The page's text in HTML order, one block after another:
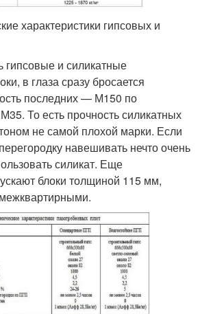
характеристики гипсовых и
гипсовые и силикатные
в глаза сразу бросается
последних — М150 по
То есть прочность силикатных
не самой плохой марки. Если
навешивать нечто очень
силикат. Еще
блоки толщиной 115 мм,